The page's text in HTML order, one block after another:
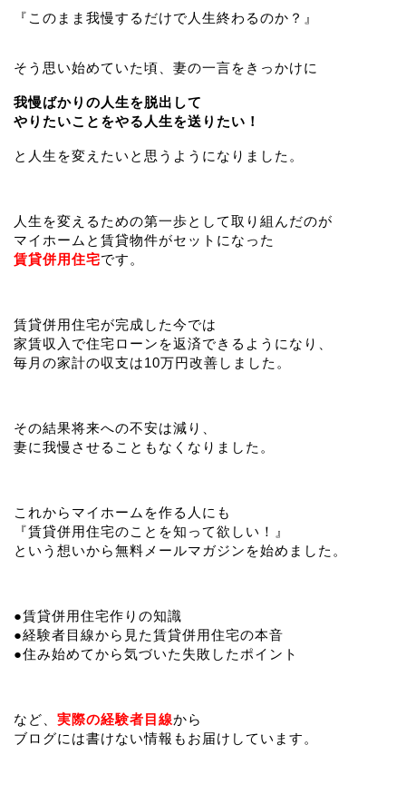
『このまま我慢するだけで人生終わるのか？』
そう思い始めていた頃、妻の一言をきっかけに
我慢ばかりの人生を脱出して
やりたいことをやる人生を送りたい！
と人生を変えたいと思うようになりました。
人生を変えるための第一歩として取り組んだのが
マイホームと賃貸物件がセットになった
賃貸併用住宅です。
賃貸併用住宅が完成した今では
家賃収入で住宅ローンを返済できるようになり、
毎月の家計の収支は10万円改善しました。
その結果将来への不安は減り、
妻に我慢させることもなくなりました。
これからマイホームを作る人にも
『賃貸併用住宅のことを知って欲しい！』
という想いから無料メールマガジンを始めました。
●賃貸併用住宅作りの知識
●経験者目線から見た賃貸併用住宅の本音
●住み始めてから気づいた失敗したポイント
など、 実際の経験者目線から
ブログには書けない情報もお届けしています。